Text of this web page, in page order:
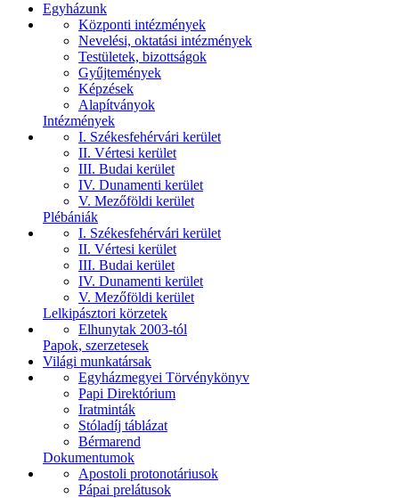
Egyházunk
Központi intézmények
Nevelési, oktatási intézmények
Testületek, bizottságok
Gyűjtemények
Képzések
Alapítványok
Intézmények
I. Székesfehérvári kerület
II. Vértesi kerület
III. Budai kerület
IV. Dunamenti kerület
V. Mezőföldi kerület
Plébániák
I. Székesfehérvári kerület
II. Vértesi kerület
III. Budai kerület
IV. Dunamenti kerület
V. Mezőföldi kerület
Lelkipásztori körzetek
Elhunytak 2003-tól
Papok, szerzetesek
Világi munkatársak
Egyházmegyei Törvénykönyv
Papi Direktórium
Iratminták
Stóladíj táblázat
Bérmarend
Dokumentumok
Apostoli protonotáriusok
Pápai prelátusok